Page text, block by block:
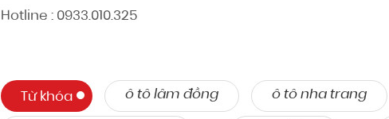
Hotline : 0933.010.325
Từ khóa ô tô lâm đồng ô tô nha trang